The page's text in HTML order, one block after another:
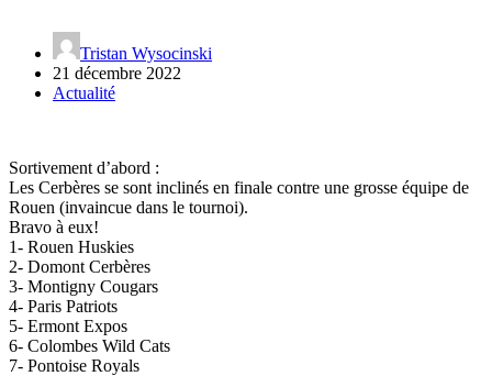
Tristan Wysocinski
21 décembre 2022
Actualité
Sortivement d’abord :
Les Cerbères se sont inclinés en finale contre une grosse équipe de
Rouen (invaincue dans le tournoi).
Bravo à eux!
1- Rouen Huskies
2- Domont Cerbères
3- Montigny Cougars
4- Paris Patriots
5- Ermont Expos
6- Colombes Wild Cats
7- Pontoise Royals